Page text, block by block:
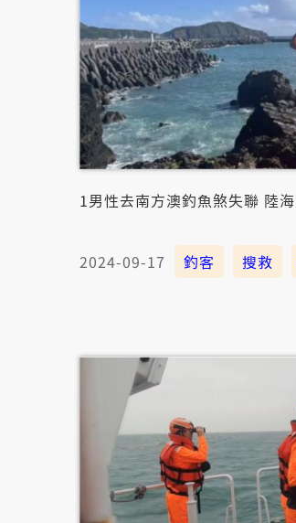
1男性去南方澳釣魚煞失聯 陸
2024-09-17 釣客 搜救